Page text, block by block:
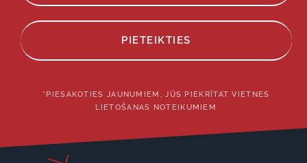
PIETEIKTIES
*PIESAKOTIES JAUNUMIEM, JŪS PIEKRĪTAT VIETNES
LIETOŠANAS NOTEIKUMIEM